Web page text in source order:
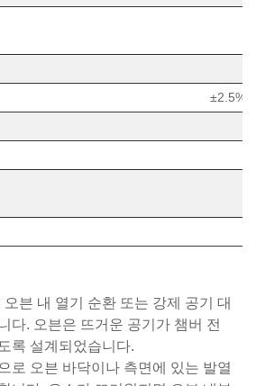
±2.5%
븐 내 열기 순환 또는 강제 공기 대
다. 오븐은 뜨거운 공기가 챔버 전
록 설계되었습니다.
로 오븐 바닥이나 측면에 있는 발열